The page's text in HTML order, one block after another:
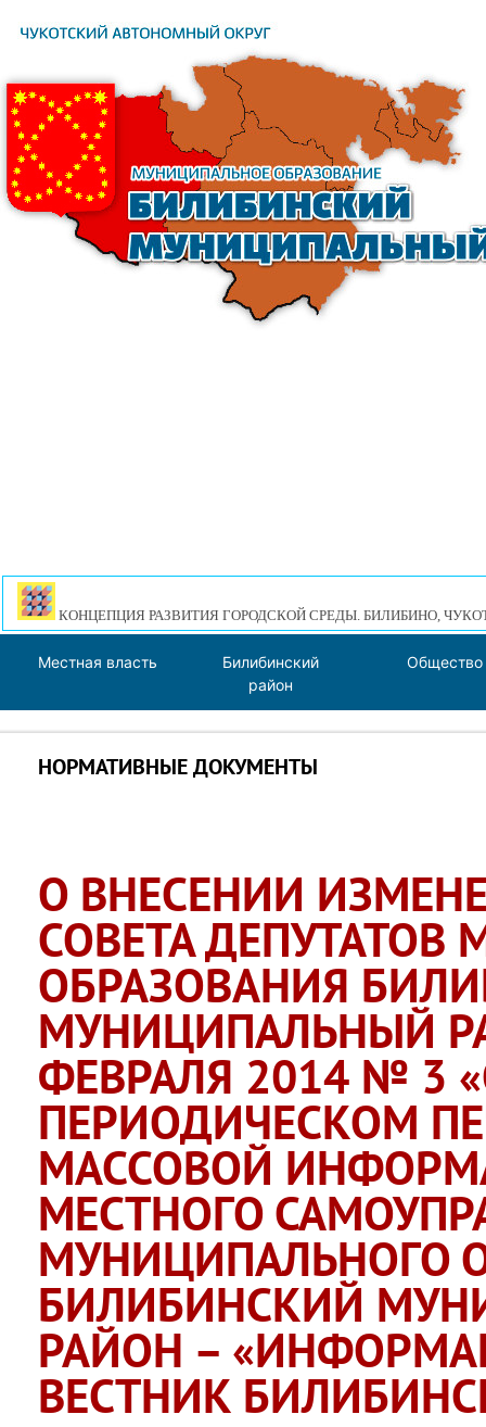
КОНЦЕПЦИЯ РАЗВИТИЯ ГОРОДСКОЙ СРЕДЫ. БИЛИБИНО,
Местная власть
Билибинский
район
Общество
НОРМАТИВНЫЕ ДОКУМЕНТЫ
О ВНЕСЕНИИ
СОВЕТА
ОБРАЗОВАНИЯ
МУНИЦИПАЛЬНЫЙ
ФЕВРАЛЯ 2014 № 3
ПЕРИОДИЧЕСКОМ
МАССОВОЙ
МЕСТНОГО
МУНИЦИПАЛЬНОГО
БИЛИБИНСКИЙ
РАЙОН –
ВЕСТНИК